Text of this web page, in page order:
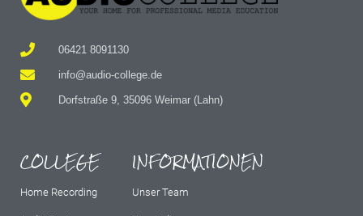
06421 8091130
info@audio-college.de
Dorfstraße 9, 35096 Weimar (Lahn)
COLLEGE
Home Recording
INFORMATIONEN
Unser Team